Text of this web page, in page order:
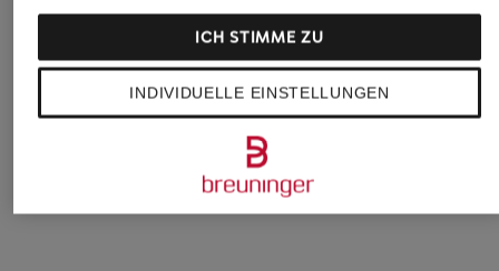
FILATURES
Longsleeve CILUA
79,99 €
Laufshirt SWIFTY
78 €
INDIVIDUELLE EINSTELLUNGEN
ICH STIMME ZU